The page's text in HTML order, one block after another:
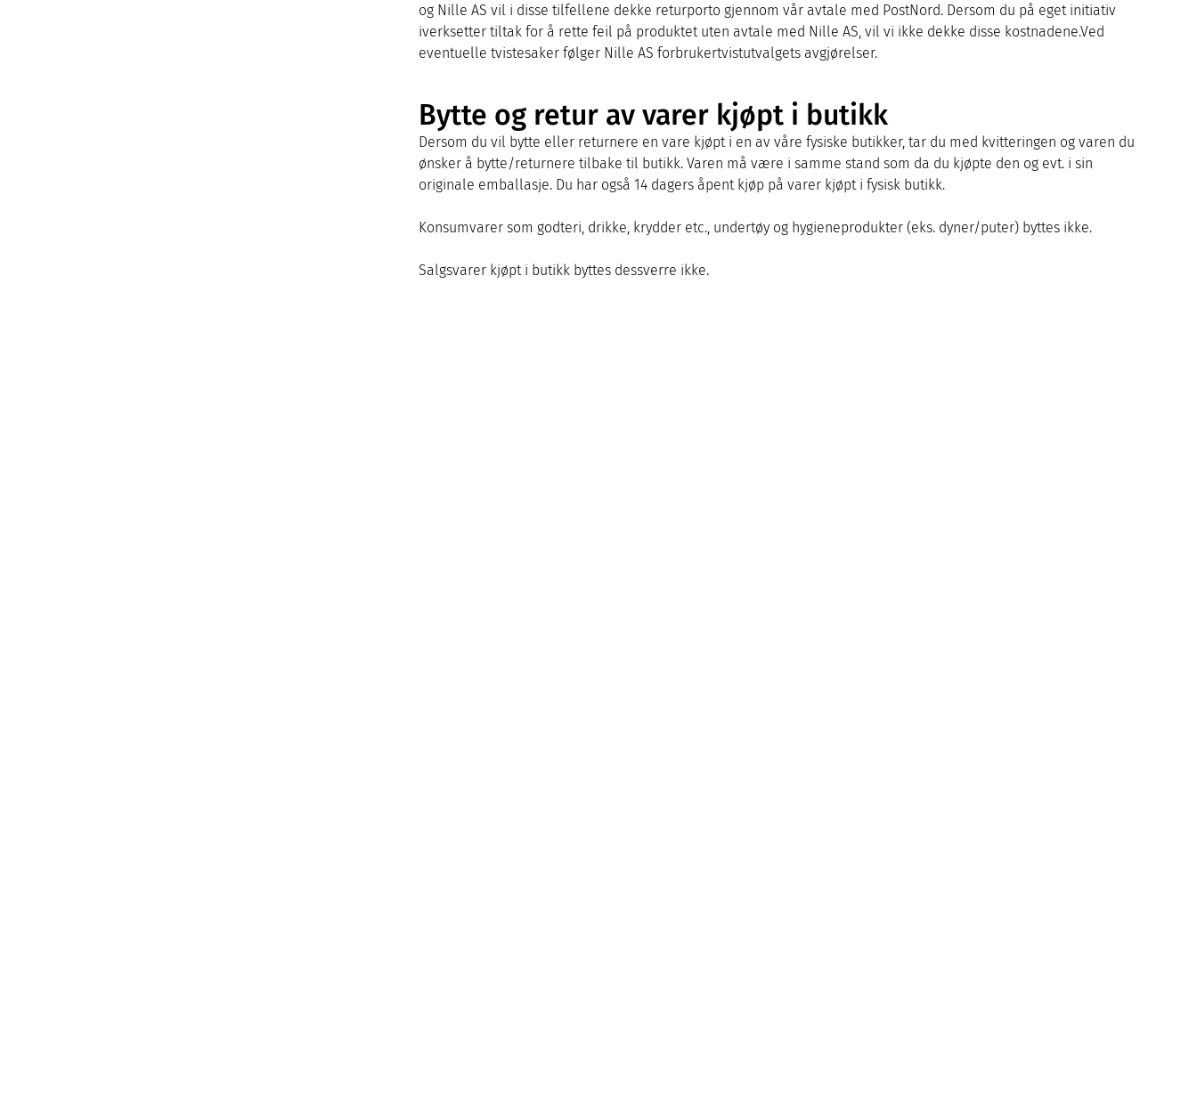
og Nille AS vil i disse tilfellene dekke returporto gjennom vår avtale med PostNord. Dersom du på eget initiativ
iverksetter tiltak for å rette feil på produktet uten avtale med Nille AS, vil vi ikke dekke disse kostnadene.Ved
eventuelle tvistesaker følger Nille AS forbrukertvistutvalgets avgjørelser.
Bytte og retur av varer kjøpt i butikk
Dersom du vil bytte eller returnere en vare kjøpt i en av våre fysiske butikker, tar du med kvitteringen og varen du
ønsker å bytte/returnere tilbake til butikk. Varen må være i samme stand som da du kjøpte den og evt. i sin
originale emballasje. Du har også 14 dagers åpent kjøp på varer kjøpt i fysisk butikk.
Konsumvarer som godteri, drikke, krydder etc., undertøy og hygieneprodukter (eks. dyner/puter) byttes ikke.
Salgsvarer kjøpt i butikk byttes dessverre ikke.